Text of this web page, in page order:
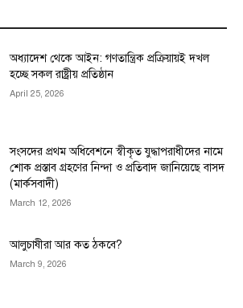
অধ্যাদেশ থেকে আইন: গণতান্ত্রিক প্রক্রিয়ায়ই দখল
হচ্ছে সকল রাষ্ট্রীয় প্রতিষ্ঠান
April 25, 2026
সংসদের প্রথম অধিবেশনে স্বীকৃত যুদ্ধাপরাধীদের নামে
শোক প্রস্তাব গ্রহণের নিন্দা ও প্রতিবাদ জানিয়েছে বাসদ
(মার্কসবাদী)
March 12, 2026
আলুচাষীরা আর কত ঠকবে?
March 9, 2026